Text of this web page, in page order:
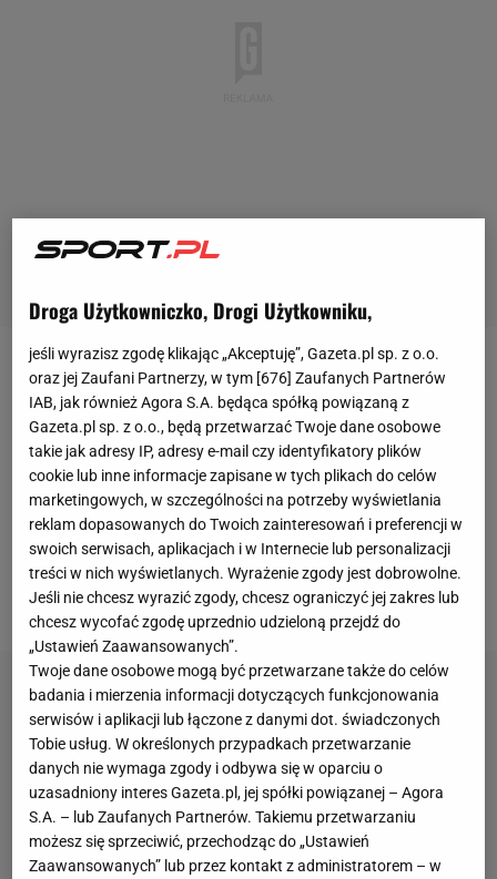
Real Madrytw sobotni wieczór po raz 15. w historii i
po raz piąty w ostatniej dekadzie wywalczył puchar
Ligi Mistrzów. W wielkim
finale na Wembley pokonał
Borussię Dortmund 2:0 po golach Daniego Carvajala
i Viniciusa Juniora. Zanim mecz się rozpoczął,
upragnione trofeum wniosły na murawę dwie
legendy obu klubów Karl-Heinz Riedle oraz Zinedine
Zidane. Ten drugi popełnił przy tym drobne faux pas.
Droga Użytkowniczko, Drogi Użytkowniku,
jeśli wyrazisz zgodę klikając „Akceptuję”, Gazeta.pl sp. z o.o.
oraz jej Zaufani Partnerzy, w tym [676] Zaufanych Partnerów
IAB, jak również Agora S.A. będąca spółką powiązaną z
Gazeta.pl sp. z o.o., będą przetwarzać Twoje dane osobowe
takie jak adresy IP, adresy e-mail czy identyfikatory plików
cookie lub inne informacje zapisane w tych plikach do celów
marketingowych, w szczególności na potrzeby wyświetlania
reklam dopasowanych do Twoich zainteresowań i preferencji w
swoich serwisach, aplikacjach i w Internecie lub personalizacji
treści w nich wyświetlanych. Wyrażenie zgody jest dobrowolne.
Jeśli nie chcesz wyrazić zgody, chcesz ograniczyć jej zakres lub
chcesz wycofać zgodę uprzednio udzieloną przejdź do
„Ustawień Zaawansowanych”.
Twoje dane osobowe mogą być przetwarzane także do celów
badania i mierzenia informacji dotyczących funkcjonowania
serwisów i aplikacji lub łączone z danymi dot. świadczonych
Tobie usług. W określonych przypadkach przetwarzanie
danych nie wymaga zgody i odbywa się w oparciu o
uzasadniony interes Gazeta.pl, jej spółki powiązanej – Agora
S.A. – lub Zaufanych Partnerów. Takiemu przetwarzaniu
możesz się sprzeciwić, przechodząc do „Ustawień
Zaawansowanych” lub przez kontakt z administratorem – w